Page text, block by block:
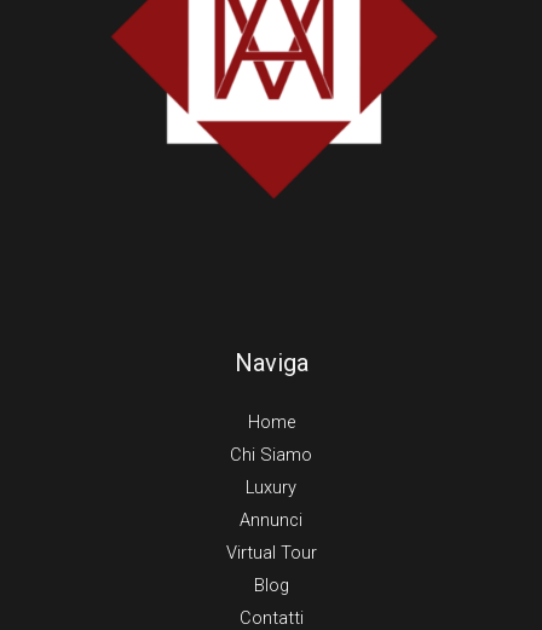
Naviga
Home
Chi Siamo
Luxury
Annunci
Virtual Tour
Blog
Contatti